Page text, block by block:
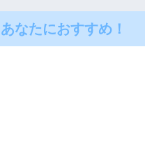
あなたにおすすめ！